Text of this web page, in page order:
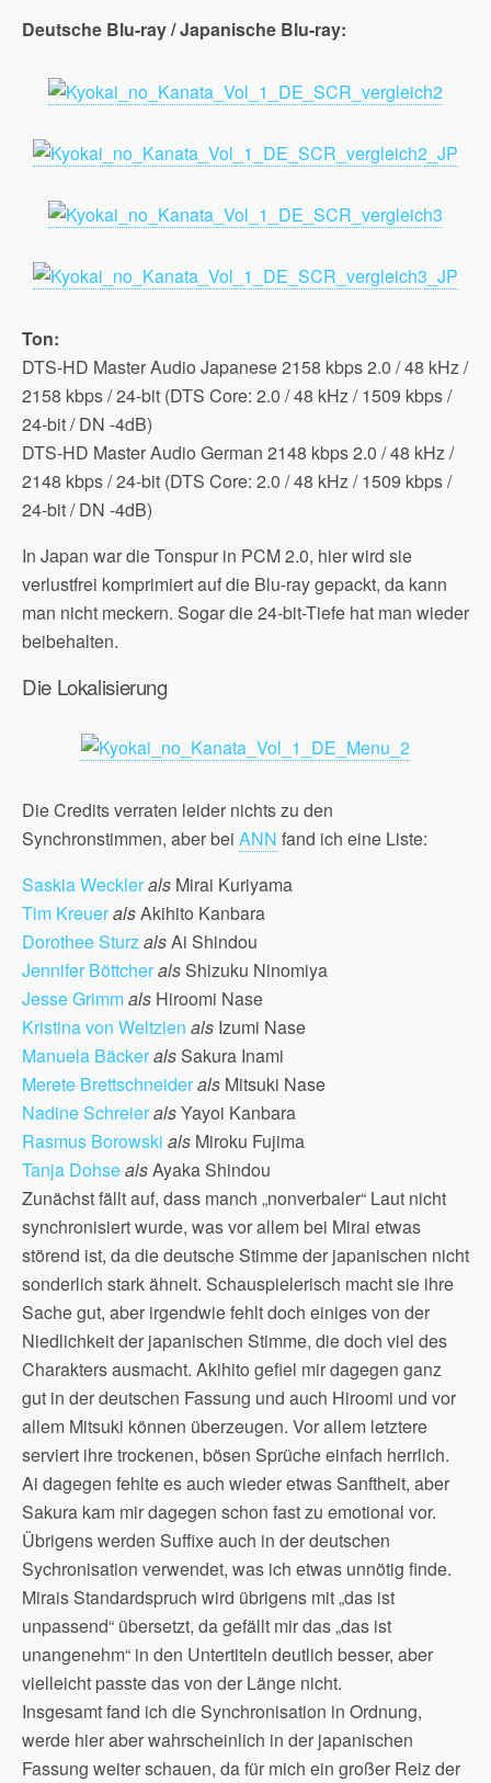
Deutsche Blu-ray / Japanische Blu-ray:
Ton:
DTS-HD Master Audio Japanese 2158 kbps 2.0 / 48 kHz /
2158 kbps / 24-bit (DTS Core: 2.0 / 48 kHz / 1509 kbps /
24-bit / DN -4dB)
DTS-HD Master Audio German 2148 kbps 2.0 / 48 kHz /
2148 kbps / 24-bit (DTS Core: 2.0 / 48 kHz / 1509 kbps /
24-bit / DN -4dB)
In Japan war die Tonspur in PCM 2.0, hier wird sie
verlustfrei komprimiert auf die Blu-ray gepackt, da kann
man nicht meckern. Sogar die 24-bit-Tiefe hat man wieder
beibehalten.
Die Lokalisierung
Die Credits verraten leider nichts zu den
Synchronstimmen, aber bei ANN fand ich eine Liste:
Saskia Wecklerals Mirai Kuriyama
Tim KreueralsAkihito Kanbara
Dorothee SturzalsAi Shindou
Jennifer Böttcherals Shizuku Ninomiya
Jesse Grimmals Hiroomi Nase
Kristina von Weltzien als Izumi Nase
Manuela Bäckerals Sakura Inami
Merete Brettschneiderals Mitsuki Nase
Nadine SchreieralsYayoi Kanbara
Rasmus Borowski als Miroku Fujima
Tanja DohsealsAyaka Shindou
Zunächst fällt auf, dass manch „nonverbaler“ Laut nicht
synchronisiert wurde, was vor allem bei Mirai etwas
störend ist, da die deutsche Stimme der japanischen nicht
sonderlich stark ähnelt. Schauspielerisch macht sie ihre
Sache gut, aber irgendwie fehlt doch einiges von der
Niedlichkeit der japanischen Stimme, die doch viel des
Charakters ausmacht. Akihito gefiel mir dagegen ganz
gut in der deutschen Fassung und auch Hiroomi und vor
allem Mitsuki können überzeugen. Vor allem letztere
serviert ihre trockenen, bösen Sprüche einfach herrlich.
Ai dagegen fehlte es auch wieder etwas Sanftheit, aber
Sakura kam mir dagegen schon fast zu emotional vor.
Übrigens werden Suffixe auch in der deutschen
Sychronisation verwendet, was ich etwas unnötig finde.
Mirais Standardspruch wird übrigens mit „das ist
unpassend“ übersetzt, da gefällt mir das „das ist
unangenehm“ in den Untertiteln deutlich besser, aber
vielleicht passte das von der Länge nicht.
Insgesamt fand ich die Synchronisation in Ordnung,
werde hier aber wahrscheinlich in der japanischen
Fassung weiter schauen, da für mich ein großer Reiz der